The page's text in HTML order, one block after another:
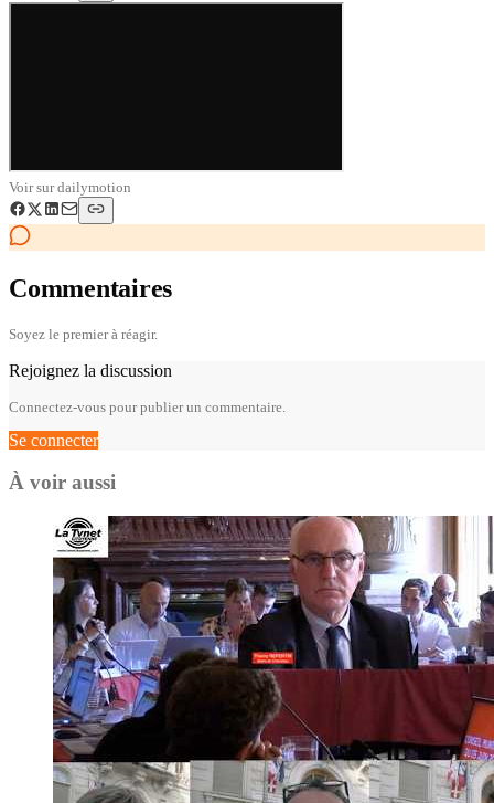
Voir surdailymotion
Commentaires
Soyez le premier à réagir.
Rejoignez la discussion
Connectez-vous pour publier un commentaire.
Se connecter
À voir aussi